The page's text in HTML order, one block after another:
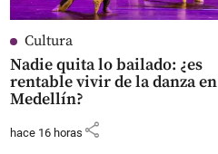
Cultura
Nadie quita lo bailado: ¿es
rentable vivir de la danza en
Medellín?
hace 16 horas share